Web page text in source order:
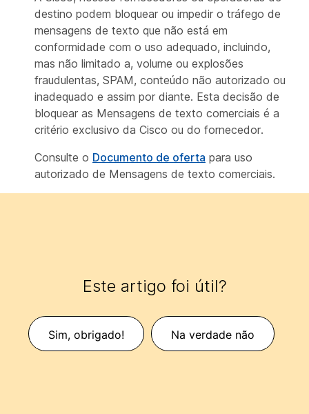
destino podem bloquear ou impedir o tráfego de
mensagens de texto que não está em
conformidade com o uso adequado, incluindo,
mas não limitado a, volume ou explosões
fraudulentas, SPAM, conteúdo não autorizado ou
inadequado e assim por diante. Esta decisão de
bloquear as Mensagens de texto comerciais é a
critério exclusivo da Cisco ou do fornecedor.
Consulte o Documento de oferta para uso
autorizado de Mensagens de texto comerciais.
Este artigo foi útil?
Sim, obrigado! Na verdade não